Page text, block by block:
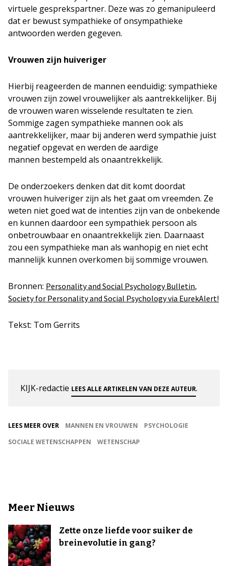
virtuele gesprekspartner. Deze was zo gemanipuleerd
dat er bewust sympathieke of onsympathieke
antwoorden werden gegeven.
Vrouwen zijn huiveriger
Hierbij reageerden de mannen eenduidig: sympathieke
vrouwen zijn zowel vrouwelijker als aantrekkelijker. Bij
de vrouwen waren wisselende resultaten te zien.
Sommige zagen sympathieke mannen ook als
aantrekkelijker, maar bij anderen werd sympathie juist
negatief opgevat en werden de aardige
mannen bestempeld als onaantrekkelijk.
De onderzoekers denken dat dit komt doordat
vrouwen huiveriger zijn als het gaat om vreemden. Ze
weten niet goed wat de intenties zijn van de onbekende
en kunnen daardoor een sympathiek persoon als
onbetrouwbaar en onaantrekkelijk zien. Daarnaast
zou een sympathieke man als wanhopig en niet echt
mannelijk kunnen overkomen bij sommige vrouwen.
Bronnen: Personality and Social Psychology Bulletin,
Society for Personality and Social Psychologyvia EurekAlert!
Tekst: Tom Gerrits
KIJK-redactie LEES ALLE ARTIKELEN VAN DEZE AUTEUR.
LEES MEER OVER MANNEN EN VROUWEN
PSYCHOLOGIE
SOCIALE WETENSCHAPPEN
WETENSCHAP
Meer Nieuws
Zette onze liefde voor suiker de
breinevolutie in gang?